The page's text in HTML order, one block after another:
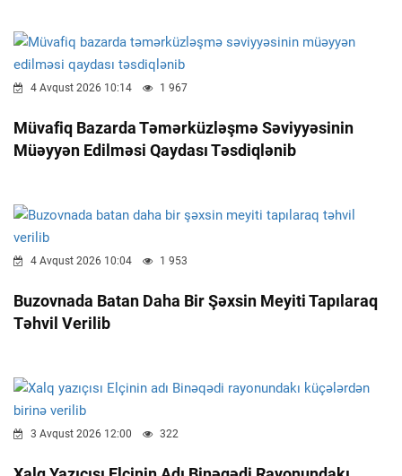
4 Avqust 2026 10:14 1 967
Müvafiq Bazarda Təmərküzləşmə Səviyyəsinin
Müəyyən Edilməsi Qaydası Təsdiqlənib
4 Avqust 2026 10:04 1 953
Buzovnada Batan Daha Bir Şəxsin Meyiti Tapılaraq
Təhvil Verilib
3 Avqust 2026 12:00 322